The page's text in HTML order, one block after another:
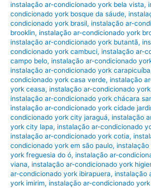
instalação ar-condicionado york bela vista,
condicionado york bosque da sáude,
condicionado york brasil, instalação ar-
brooklin, instalação ar-condicionado york
instalação ar-condicionado york butantã,
condicionado york cambuci, instalação ar-
campo belo, instalação ar-condicionado
instalação ar-condicionado york carapicuíba
condicionado york casa verde, instalação
york ceasa, instalação ar-condicionado
instalação ar-condicionado york chácara
instalação ar-condicionado york cidade
condicionado york city jaraguá, instalação
york city lapa, instalação ar-condicionado
instalação ar-condicionado york cotia,
condicionado york em são paulo,
york freguesia do ó, instalação ar-
viana, instalação ar-condicionado york
ar-condicionado york ibirapuera, instalação
york imirim, instalação ar-condicionado